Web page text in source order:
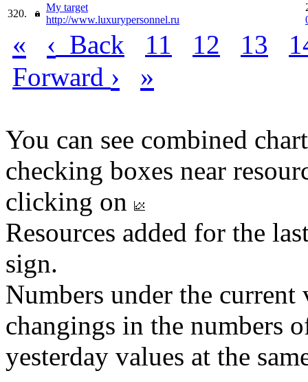
320.
My target
http://www.luxurypersonnel.ru
« ‹ Back 11 12 13
Forward › »
You can see combined
checking boxes near
clicking on
Resources added for the
sign.
Numbers under the
changings in the numbers
yesterday values at the